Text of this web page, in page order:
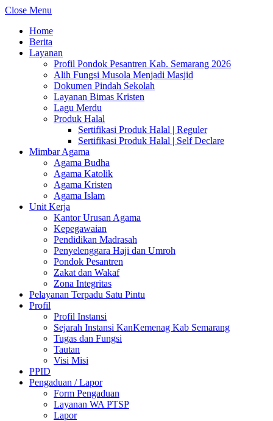
Close Menu
Home
Berita
Layanan
Profil Pondok Pesantren Kab. Semarang 2026
Alih Fungsi Musola Menjadi Masjid
Dokumen Pindah Sekolah
Layanan Bimas Kristen
Lagu Merdu
Produk Halal
Sertifikasi Produk Halal | Reguler
Sertifikasi Produk Halal | Self Declare
Mimbar Agama
Agama Budha
Agama Katolik
Agama Kristen
Agama Islam
Unit Kerja
Kantor Urusan Agama
Kepegawaian
Pendidikan Madrasah
Penyelenggara Haji dan Umroh
Pondok Pesantren
Zakat dan Wakaf
Zona Integritas
Pelayanan Terpadu Satu Pintu
Profil
Profil Instansi
Sejarah Instansi KanKemenag Kab Semarang
Tugas dan Fungsi
Tautan
Visi Misi
PPID
Pengaduan / Lapor
Form Pengaduan
Layanan WA PTSP
Lapor